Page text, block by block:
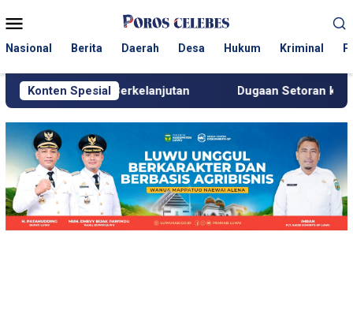
ke
Mobile
Nasional Berita Daerah Desa Hukum Kriminal
Konten Spesial
Berkelanjutan Dugaan Setoran ke Polisi, Kanit